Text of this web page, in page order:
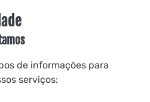
de informações para
serviços: